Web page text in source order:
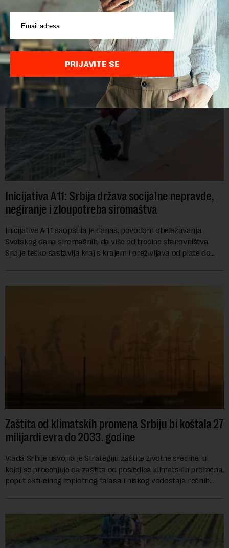
Vlada Srbije je u decembru prošle godine dozvolila da se
"Jugoslovenskom rečnom brodarstvu" otpiše više od 1,3
miliona evra duga prema državi, objavila je Pištaljka. To je
Inicijativa A11: Srbija država socijalne nepravde,
negiranje i zloupotreba siromaštva
Inicijative A 11 saopštila je danas, povodom obeležavanja
Svetskog dana siromašnih, da više od trećine stanovništva
Srbije teško sastavlja kraj s krajem i preživljava od plate do
Zaštita od klimatskih promena Srbiju bi koštala 27
milijardi evra do 2033. godine
Vlada Srbije usvojila je Strategiju zaštite životne sredine, u
kojoj se procenjuje da zaštita od posledica klimatskih promena,
poput aktuelnog toplotnog talasa i niskog vodostaja rečnih
PRIJAVITE SE